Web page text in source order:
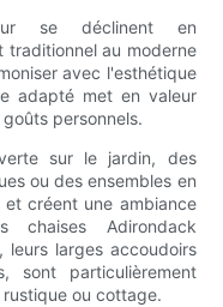
se déclinent en
traditionnel au moderne
avec l'esthétique
adapté met en valeur
personnels.
sur le jardin, des
ou des ensembles en
créent une ambiance
chaises Adirondack
leurs larges accoudoirs
sont particulièrement
ou cottage.